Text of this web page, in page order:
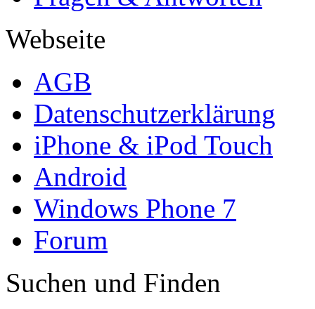
Webseite
AGB
Datenschutzerklärung
iPhone & iPod Touch
Android
Windows Phone 7
Forum
Suchen und Finden